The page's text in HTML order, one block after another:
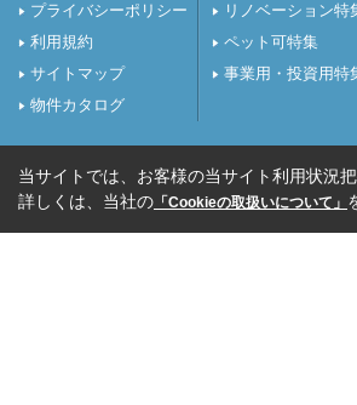
プライバシーポリシー
利用規約
サイトマップ
物件カタログ
リノベーション特
ペット可特集
事業用・投資用特
当サイトでは、お客様の当サイト利用状況
詳しくは、当社の 「Cookieの取扱いについて」